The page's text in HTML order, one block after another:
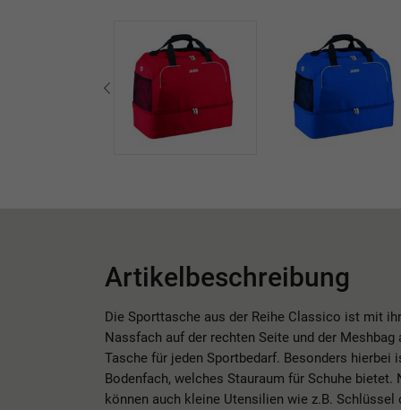
Artikelbeschreibung
Die Sporttasche aus der Reihe Classico ist mit
Nassfach auf der rechten Seite und der
Tasche für jeden Sportbedarf. Besonders hierbei
Bodenfach, welches Stauraum für Schuhe bietet.
können auch kleine Utensilien wie z.B.